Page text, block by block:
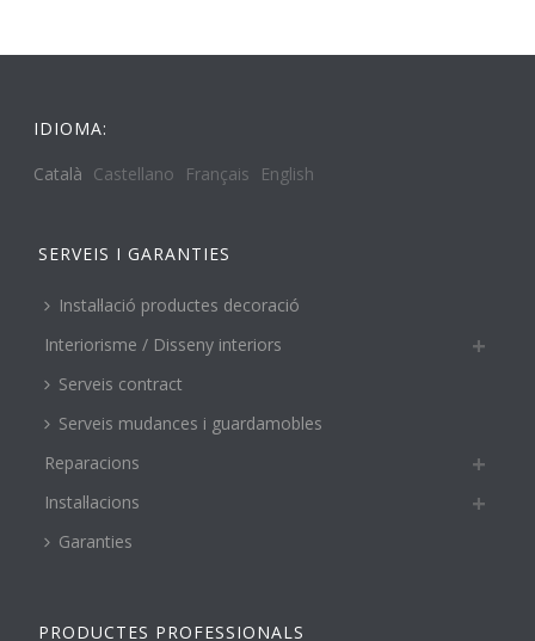
IDIOMA:
Català Castellano Français English
SERVEIS I GARANTIES
Instal·lació productes decoració
Interiorisme / Disseny interiors
Serveis contract
Serveis mudances i guardamobles
Reparacions
Instal·lacions
Garanties
PRODUCTES PROFESSIONALS